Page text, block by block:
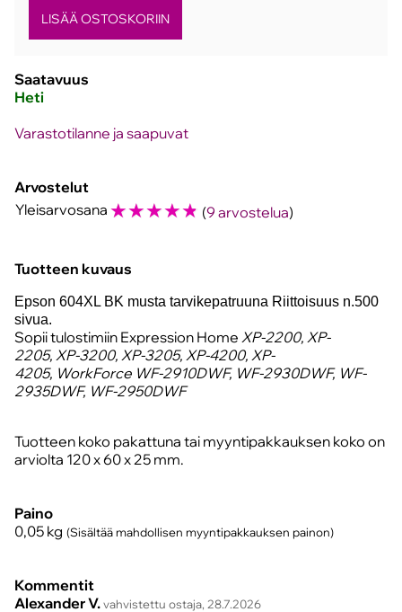
Saatavuus
Heti
Varastotilanne ja saapuvat
Arvostelut
Yleisarvosana ☆☆☆☆☆ (9 arvostelua)
Tuotteen kuvaus
Epson 604XL BK musta tarvikepatruuna Riittoisuus n.500
sivua.
Sopii tulostimiin Expression Home XP-2200, XP-
2205, XP-3200, XP-3205, XP-4200, XP-
4205, WorkForce WF-2910DWF, WF-2930DWF, WF-
2935DWF, WF-2950DWF
Tuotteen koko pakattuna tai myyntipakkauksen koko on
arviolta 120 x 60 x 25 mm.
Paino
0,05 kg (Sisältää mahdollisen myyntipakkauksen painon)
Kommentit
Alexander V.vahvistettu ostaja, 28.7.2026